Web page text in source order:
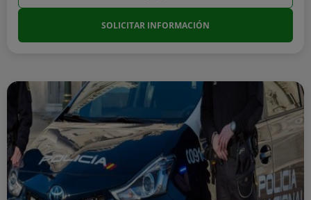
SOLICITAR INFORMACIÓN